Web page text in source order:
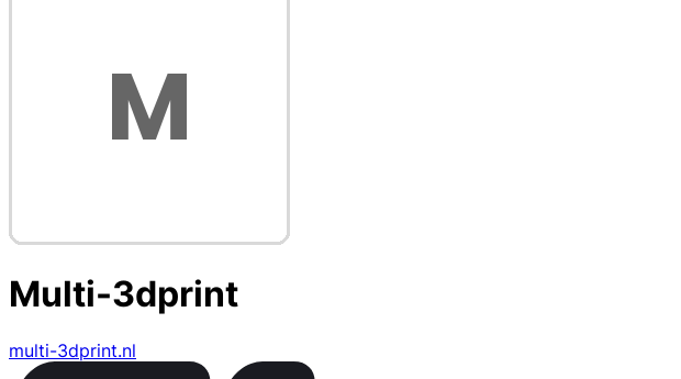
Multi-3dprint
multi-3dprint.nl